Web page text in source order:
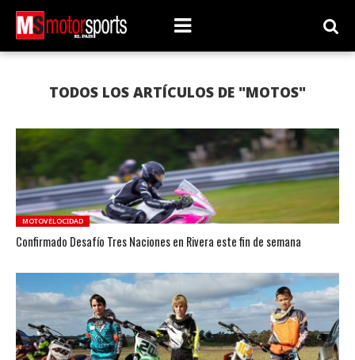
TODOS LOS ARTÍCULOS DE "MOTOS"
MOTOVELOCIDAD
Confirmado Desafío Tres Naciones en Rivera este fin de semana